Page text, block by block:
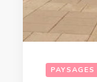
PAYSAGES